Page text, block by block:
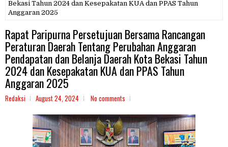
Bekasi Tahun 2024 dan Kesepakatan KUA dan PPAS Tahun
Anggaran 2025
Rapat Paripurna Persetujuan Bersama Rancangan
Peraturan Daerah Tentang Perubahan Anggaran
Pendapatan dan Belanja Daerah Kota Bekasi Tahun
2024 dan Kesepakatan KUA dan PPAS Tahun
Anggaran 2025
Redaksi August 24, 2024 No comments